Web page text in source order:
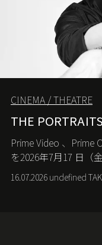
CINEMA / THEATRE
THE
Prime Video 、 Prime
を2026年7月 17 日（
16.07.2026 undefined